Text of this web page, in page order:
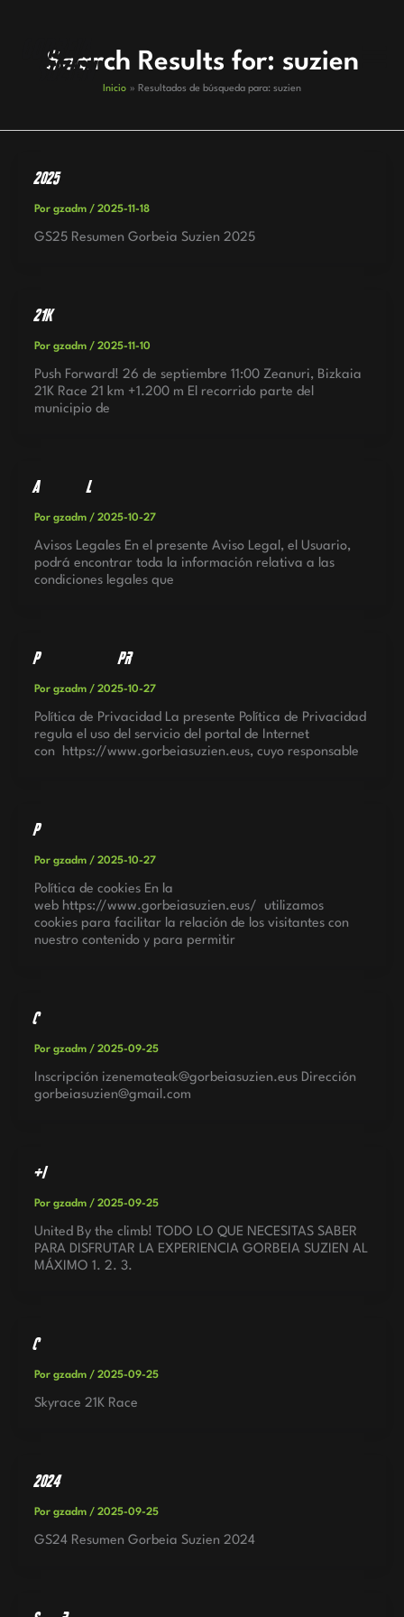
Search Results for: suzien
Inicio Resultados de búsqueda para: suzien
2025
Por gzadm / 2025-11-18
GS25 Resumen Gorbeia Suzien 2025
21K
Por gzadm / 2025-11-10
Push Forward! 26 de septiembre 11:00 Zeanuri, Bizkaia
21K Race 21 km +1.200 m El recorrido parte del
municipio de
Avisos Legales
Por gzadm / 2025-10-27
Avisos Legales En el presente Aviso Legal, el Usuario,
podrá encontrar toda la información relativa a las
condiciones legales que
Política de Privacidad
Por gzadm / 2025-10-27
Política de Privacidad La presente Política de Privacidad
regula el uso del servicio del portal de Internet
con https://www.gorbeiasuzien.eus, cuyo responsable
Política de cookies
Por gzadm / 2025-10-27
Política de cookies En la
web https://www.gorbeiasuzien.eus/ utilizamos
cookies para facilitar la relación de los visitantes con
nuestro contenido y para permitir
Contacto
Por gzadm / 2025-09-25
Inscripción izenemateak@gorbeiasuzien.eus Dirección
gorbeiasuzien@gmail.com
+Info
Por gzadm / 2025-09-25
United By the climb! TODO LO QUE NECESITAS SABER
PARA DISFRUTAR LA EXPERIENCIA GORBEIA SUZIEN AL
MÁXIMO 1. 2. 3.
Clasificaciones
Por gzadm / 2025-09-25
Skyrace 21K Race
2024
Por gzadm / 2025-09-25
GS24 Resumen Gorbeia Suzien 2024